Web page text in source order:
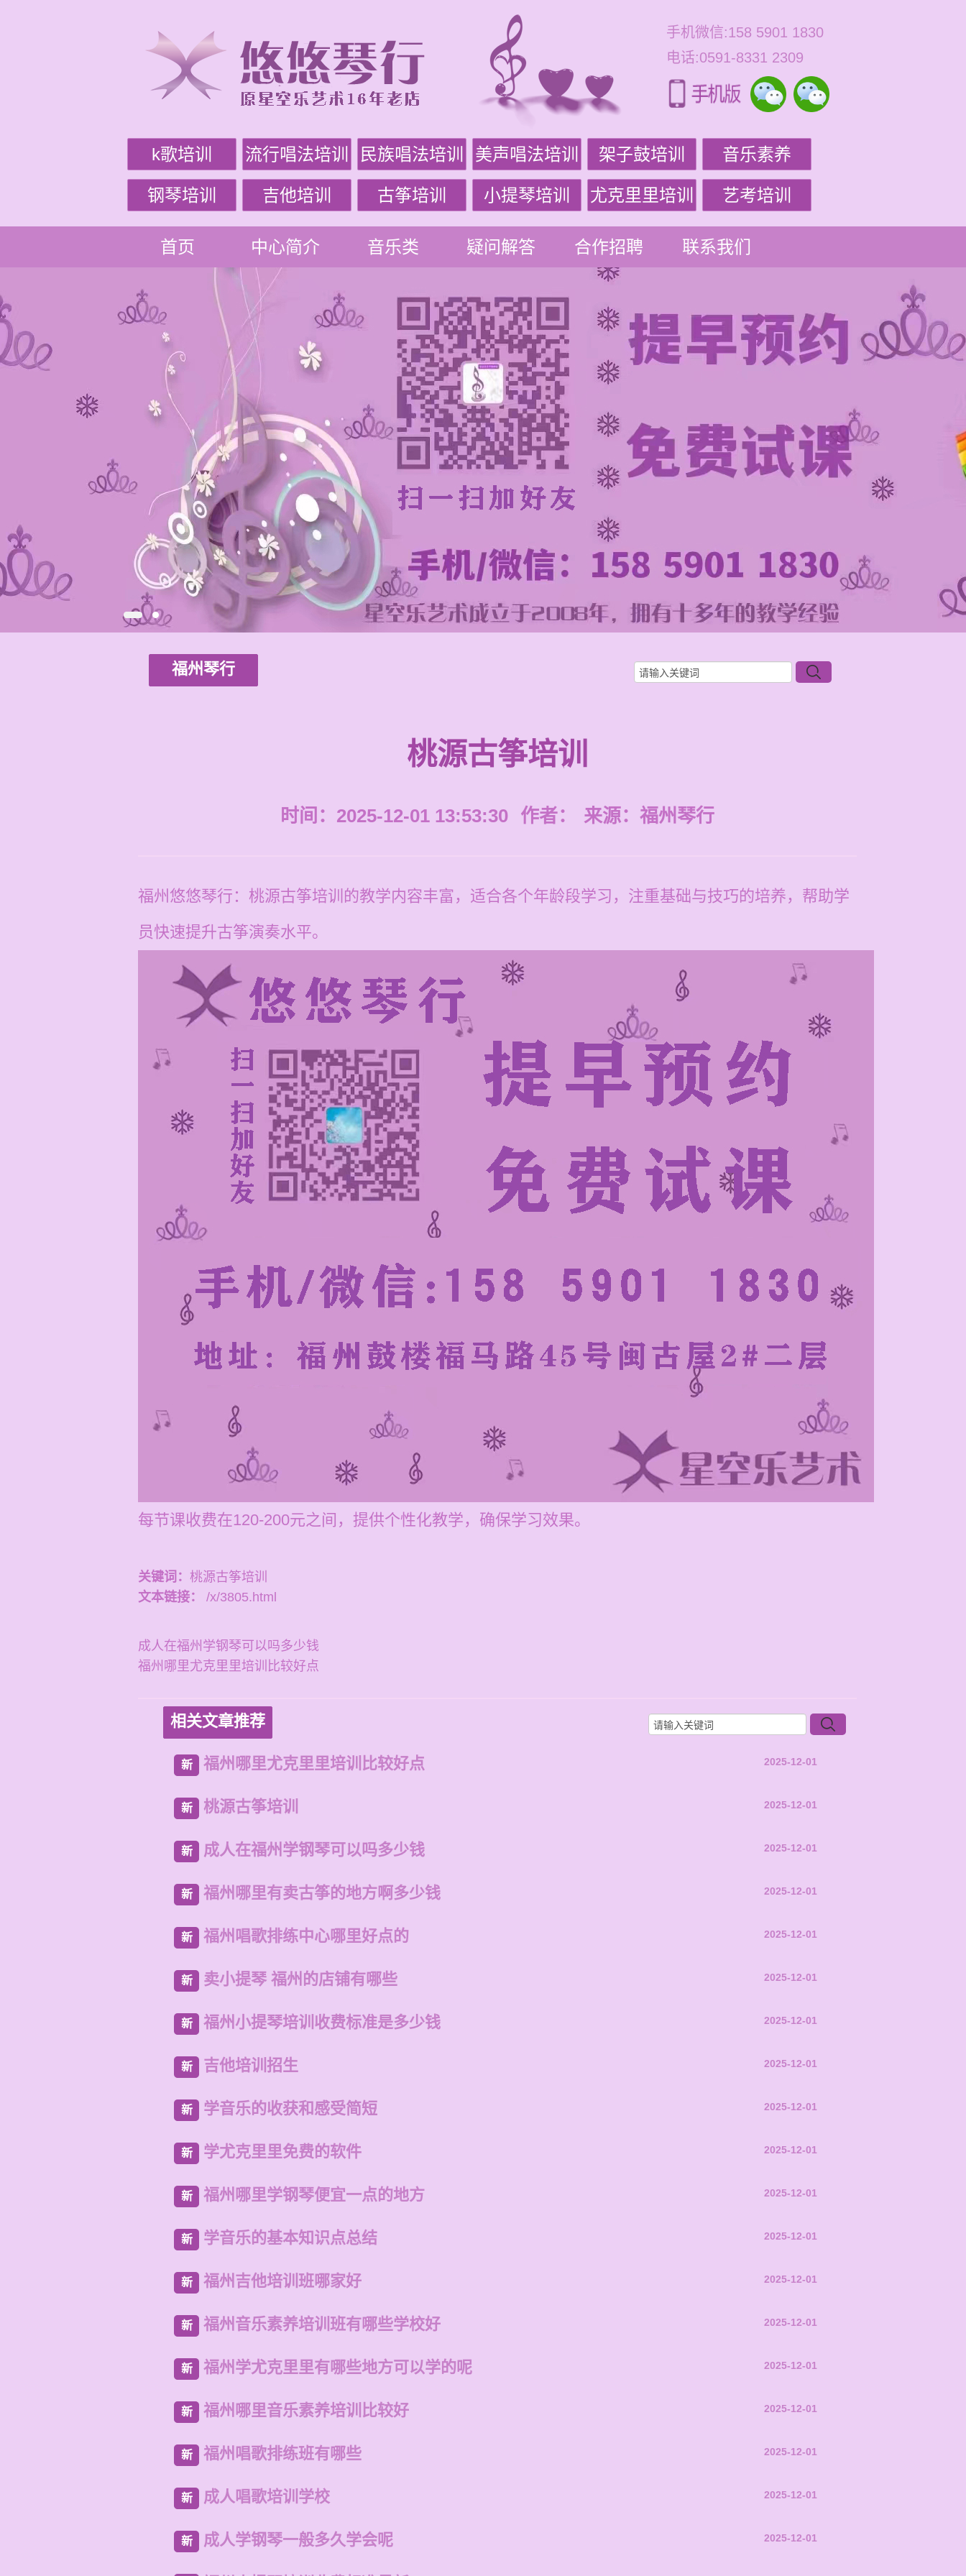
手机微信:158 5901 1830
电话:0591-8331 2309
k歌培训 流行唱法培训 民族唱法培训 美声唱法培训 架子鼓培训 音乐素养
钢琴培训 吉他培训 古筝培训 小提琴培训 尤克里里培训 艺考培训
首页 中心简介 音乐类 疑问解答 合作招聘 联系我们
福州琴行
桃源古筝培训
时间：2025-12-01 13:53:30 作者： 来源： 福州琴行
福州悠悠琴行：桃源古筝培训的教学内容丰富，适合各个年龄段学习，注重基础与技巧的培养，帮助学
员快速提升古筝演奏水平。
每节课收费在120-200元之间，提供个性化教学，确保学习效果。
关键词： 桃源古筝培训
文本链接：
/x/3805.html
成人在福州学钢琴可以吗多少钱
福州哪里尤克里里培训比较好点
相关文章推荐
新 福州哪里尤克里里培训比较好点 2025-12-01
新 桃源古筝培训 2025-12-01
新 成人在福州学钢琴可以吗多少钱 2025-12-01
新 福州哪里有卖古筝的地方啊多少钱 2025-12-01
新 福州唱歌排练中心哪里好点的 2025-12-01
新 卖小提琴 福州的店铺有哪些 2025-12-01
新 福州小提琴培训收费标准是多少钱 2025-12-01
新 吉他培训招生 2025-12-01
新 学音乐的收获和感受简短 2025-12-01
新 学尤克里里免费的软件 2025-12-01
新 福州哪里学钢琴便宜一点的地方 2025-12-01
新 学音乐的基本知识点总结 2025-12-01
新 福州吉他培训班哪家好 2025-12-01
新 福州音乐素养培训班有哪些学校好 2025-12-01
新 福州学尤克里里有哪些地方可以学的呢 2025-12-01
新 福州哪里音乐素养培训比较好 2025-12-01
新 福州唱歌排练班有哪些 2025-12-01
新 成人唱歌培训学校 2025-12-01
新 成人学钢琴一般多久学会呢 2025-12-01